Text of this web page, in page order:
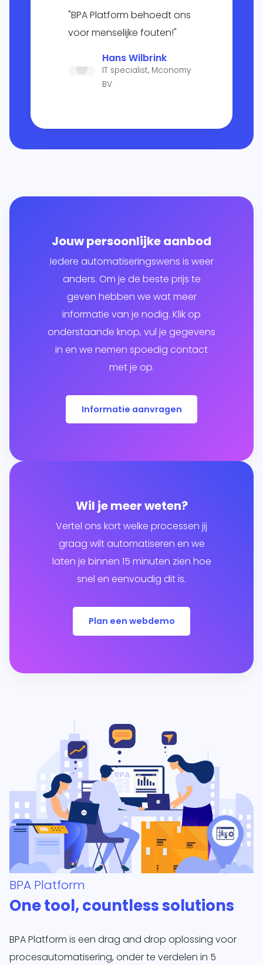
"BPA Platform behoedt ons
voor menselijke fouten!"
Hans Wilbrink
IT specialist, Mconomy
BV
Jouw persoonlijke aanbod
Iedere automatiseringswens is weer
anders. Om je de beste prijs te
geven hebben we wat meer
informatie van je nodig. Klik op
onderstaande knop, vul je gegevens
in en we nemen spoedig contact
met je op.
Informatie aanvragen
Wil je meer weten?
Vertel ons kort welke processen jij
graag wilt automatiseren en we
laten je binnen 15 minuten zien hoe
snel en eenvoudig dit is.
Plan een webdemo
BPA Platform
One tool, countless solutions
BPA Platform is een drag and drop oplossing voor
procesautomatisering, onder te verdelen in 5